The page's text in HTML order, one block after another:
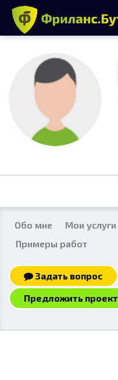
Обо мне Мои услуги
Примеры работ
Задать вопрос
Предложить проект